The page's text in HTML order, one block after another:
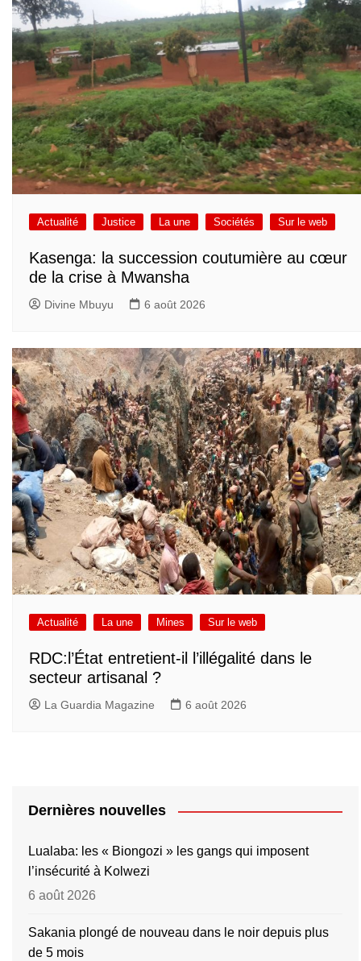
Actualité Justice La une Sociétés Sur le web
Kasenga: la succession coutumière au cœur
de la crise à Mwansha
Divine Mbuyu 6 août 2026
Actualité La une Mines Sur le web
RDC:l’État entretient-il l’illégalité dans le
secteur artisanal ?
La Guardia Magazine 6 août 2026
Dernières nouvelles
Lualaba: les « Biongozi » les gangs qui imposent
l’insécurité à Kolwezi
6 août 2026
Sakania plongé de nouveau dans le noir depuis plus
de 5 mois